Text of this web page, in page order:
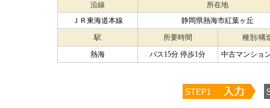
沿線
所在地
ＪＲ東海道本線
静岡県熱海市紅葉ヶ丘
駅
所要時間
種別/構
熱海
バス15分 停歩1分 中古マンショ